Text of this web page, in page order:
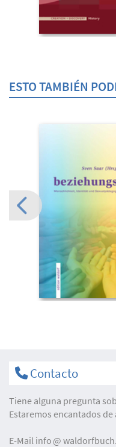
ESTO TAMBIÉN
Contacto
Tiene alguna pregunta
Estaremos encantados de
E-Mail info